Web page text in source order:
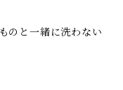
のと一緒に洗わない